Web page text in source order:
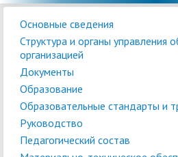
Основные сведения
Структура и органы управления
организацией
Документы
Образование
Образовательные стандарты и
Руководство
Педагогический состав